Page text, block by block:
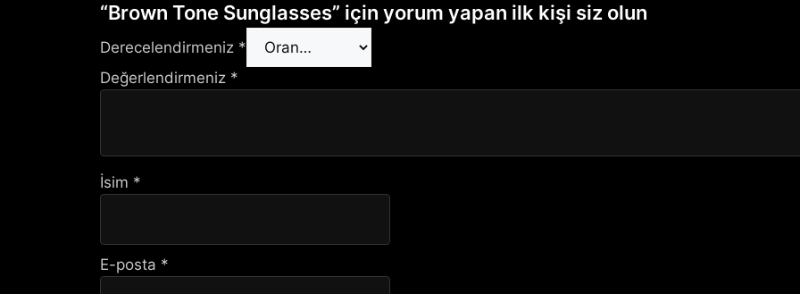
“Brown Tone Sunglasses” için yorum yapan ilk kişi siz olun
Derecelendirmeniz *
Değerlendirmeniz *
İsim *
E-posta *